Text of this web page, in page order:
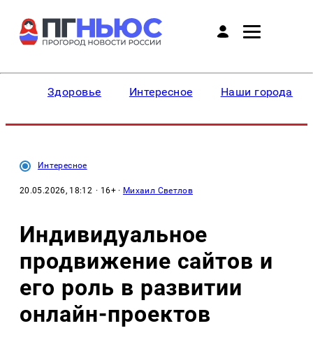
Здоровье Интересное Наши города
Интересное
20.05.2026, 18:12 · 16+ · Михаил Светлов
Индивидуальное
продвижение сайтов и
его роль в развитии
онлайн‑проектов